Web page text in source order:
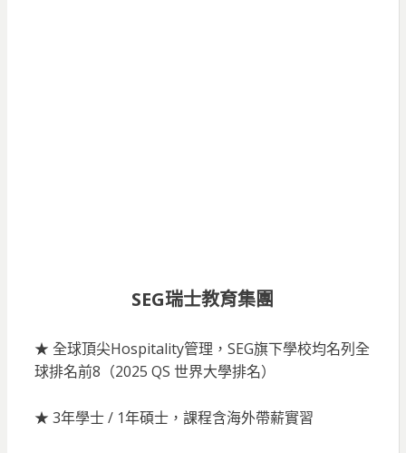
SEG瑞士教育集團
★ 全球頂尖Hospitality管理，SEG旗下學校均名列全
球排名前8（2025 QS 世界大學排名）
★ 3年學士 / 1年碩士，課程含海外帶薪實習